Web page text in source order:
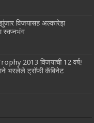
विजयासह अल्कारेझ
स्वप्नभंग
2013 विजयाची 12 वर्ष!
भरलेले ट्रॉफी कॅबिनेट